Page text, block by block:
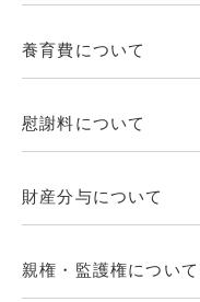
養育費について
慰謝料について
財産分与について
親権・監護権について